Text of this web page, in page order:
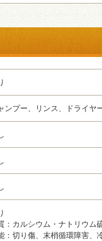
ンプー、リンス、ドライヤ
：カルシウム・ナトリウム
：切り傷、末梢循環障害、